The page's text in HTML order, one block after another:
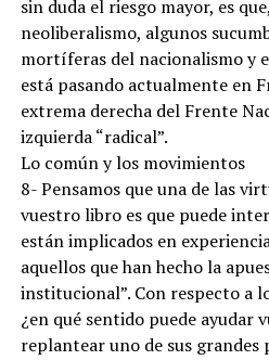
sin duda el riesgo mayor, es
neoliberalismo, algunos
mortíferas del nacionalismo y
está pasando actualmente en
extrema derecha del Frente
izquierda “radical”.
Lo común y los movimientos
8- Pensamos que una de las
vuestro libro es que puede
están implicados en
aquellos que han hecho la
institucional”. Con respecto a
¿en qué sentido puede ayudar
replantear uno de sus